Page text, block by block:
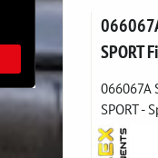
SPORT
066067A
SPORT -